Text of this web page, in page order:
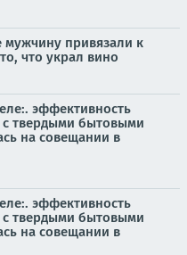
привязали к
что украл вино
эффективность
твердыми бытовыми
на совещании в
эффективность
твердыми бытовыми
на совещании в